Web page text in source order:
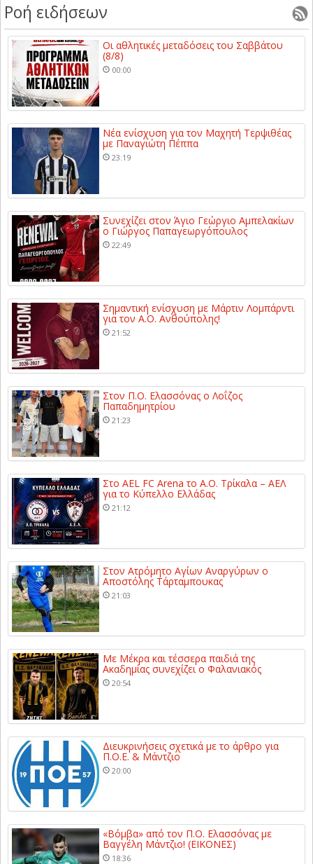
Ροή ειδήσεων
Οι αθλητικές μεταδόσεις του Σαββάτου
(8/8)
00:00
Νέα ενίσχυση για τον Μαχητή Τερψιθέας
με Παναγιώτη Πέππα
23:19
Συνεχίζει στον Άγιο Γεώργιο Αμπελακίων
ο Γιώργος Παπαγεωργόπουλος
22:49
Σημαντική ενίσχυση με Μάρτιν Λομπάρντι
για τον Α.Ο. Ανθούπολης!
21:52
Στον Π.Ο. Ελασσόνας ο Λοΐζος
Παπαδημητρίου
21:23
Στο AEL FC Arena το Α.Ο. Τρίκαλα – ΑΕΛ
για το Κύπελλο Ελλάδας
21:12
Στον Ατρόμητο Αγίων Αναργύρων ο
Αποστόλης Τάρταμπουκας
21:03
Με Μέκρα και τέσσερα παιδιά της
Ακαδημίας συνεχίζει ο Φαλανιακός
20:54
Διευκρινήσεις σχετικά με το άρθρο για
Π.Ο.Ε. & Μάντζιο
20:00
«Βόμβα» από τον Π.Ο. Ελασσόνας με
Βαγγέλη Μάντζιο! (ΕΙΚΟΝΕΣ)
18:36